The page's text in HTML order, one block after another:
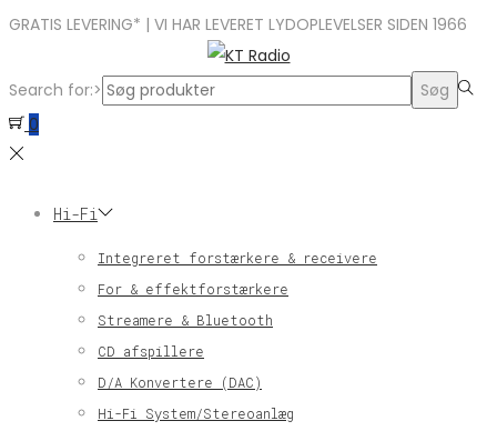
GRATIS LEVERING* | VI HAR LEVERET LYDOPLEVELSER SIDEN 1966
Search for:>
Søg
0
Hi-Fi
Integreret forstærkere & receivere
For & effektforstærkere
Streamere & Bluetooth
CD afspillere
D/A Konvertere (DAC)
Hi-Fi System/Stereoanlæg